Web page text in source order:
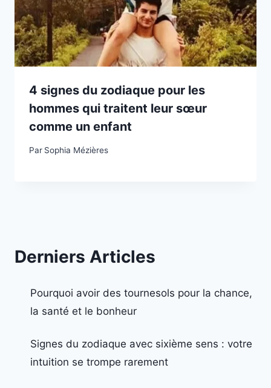
4 signes du zodiaque pour les
hommes qui traitent leur sœur
comme un enfant
Par Sophia Mézières
Derniers Articles
Pourquoi avoir des tournesols pour la chance,
la santé et le bonheur
Signes du zodiaque avec sixième sens : votre
intuition se trompe rarement